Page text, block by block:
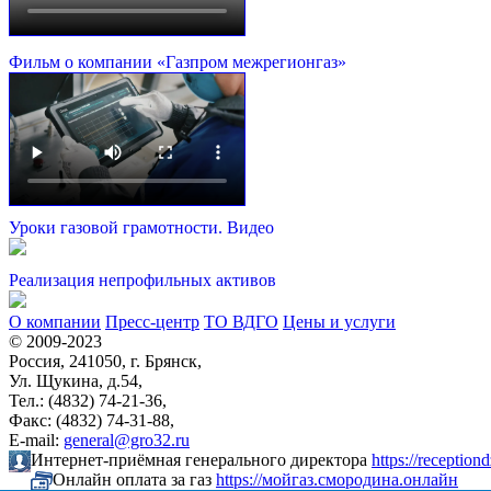
Фильм о компании «Газпром межрегионгаз»
Уроки газовой грамотности. Видео
Реализация непрофильных активов
О компании Пресс-центр ТО ВДГО Цены и услуги
© 2009-2023
Россия, 241050, г. Брянск,
Ул. Щукина, д.54,
Тел.: (4832) 74-21-36,
Факс: (4832) 74-31-88,
Е-mail: general@gro32.ru
Интернет-приёмная генерального директора https://
Онлайн оплата за газ https://мойгаз.смородина.онлайн